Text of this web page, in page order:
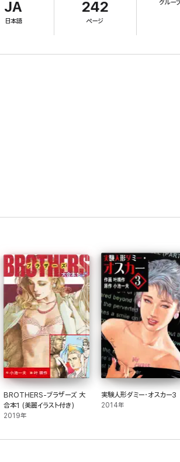
JA
日本語
242
ページ
グルー
BROTHERS-ブラザーズ 大
合本1 (美麗イラスト付き)
2019年
実験人形ダミー・オスカー3
2014年